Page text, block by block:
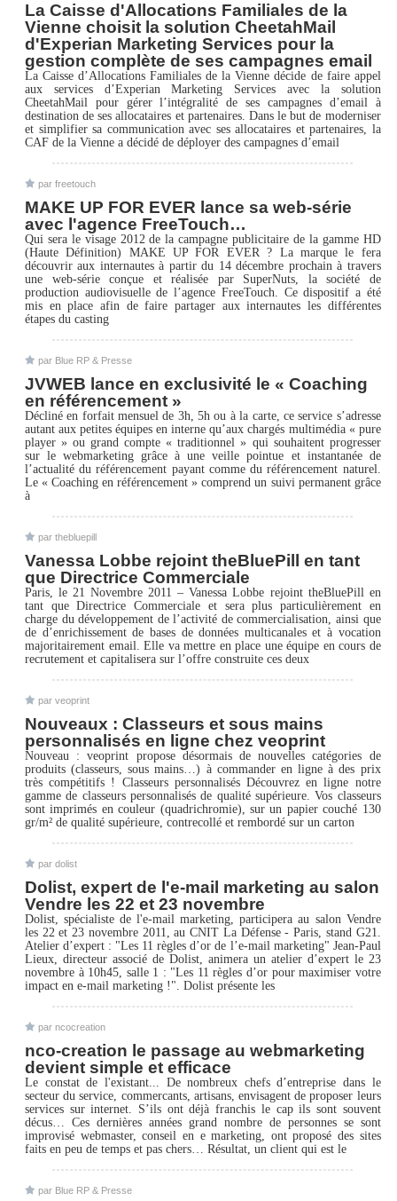
La Caisse d'Allocations Familiales de la
Vienne choisit la solution CheetahMail
d'Experian Marketing Services pour la
gestion complète de ses campagnes email
La Caisse d’Allocations Familiales de la Vienne décide de faire appel
aux services d’Experian Marketing Services avec la solution
CheetahMail pour gérer l’intégralité de ses campagnes d’email à
destination de ses allocataires et partenaires. Dans le but de moderniser
et simplifier sa communication avec ses allocataires et partenaires, la
CAF de la Vienne a décidé de déployer des campagnes d’email
par freetouch
MAKE UP FOR EVER lance sa web-série
avec l'agence FreeTouch…
Qui sera le visage 2012 de la campagne publicitaire de la gamme HD
(Haute Définition) MAKE UP FOR EVER ? La marque le fera
découvrir aux internautes à partir du 14 décembre prochain à travers
une web-série conçue et réalisée par SuperNuts, la société de
production audiovisuelle de l’agence FreeTouch. Ce dispositif a été
mis en place afin de faire partager aux internautes les différentes
étapes du casting
par Blue RP & Presse
JVWEB lance en exclusivité le « Coaching
en référencement »
Décliné en forfait mensuel de 3h, 5h ou à la carte, ce service s’adresse
autant aux petites équipes en interne qu’aux chargés multimédia « pure
player » ou grand compte « traditionnel » qui souhaitent progresser
sur le webmarketing grâce à une veille pointue et instantanée de
l’actualité du référencement payant comme du référencement naturel.
Le « Coaching en référencement » comprend un suivi permanent grâce
à
par thebluepill
Vanessa Lobbe rejoint theBluePill en tant
que Directrice Commerciale
Paris, le 21 Novembre 2011 – Vanessa Lobbe rejoint theBluePill en
tant que Directrice Commerciale et sera plus particulièrement en
charge du développement de l’activité de commercialisation, ainsi que
de d’enrichissement de bases de données multicanales et à vocation
majoritairement email. Elle va mettre en place une équipe en cours de
recrutement et capitalisera sur l’offre construite ces deux
par veoprint
Nouveaux : Classeurs et sous mains
personnalisés en ligne chez veoprint
Nouveau : veoprint propose désormais de nouvelles catégories de
produits (classeurs, sous mains…) à commander en ligne à des prix
très compétitifs ! Classeurs personnalisés Découvrez en ligne notre
gamme de classeurs personnalisés de qualité supérieure. Vos classeurs
sont imprimés en couleur (quadrichromie), sur un papier couché 130
gr/m² de qualité supérieure, contrecollé et rembordé sur un carton
par dolist
Dolist, expert de l'e-mail marketing au salon
Vendre les 22 et 23 novembre
Dolist, spécialiste de l'e-mail marketing, participera au salon Vendre
les 22 et 23 novembre 2011, au CNIT La Défense - Paris, stand G21.
Atelier d’expert : "Les 11 règles d’or de l’e-mail marketing" Jean-Paul
Lieux, directeur associé de Dolist, animera un atelier d’expert le 23
novembre à 10h45, salle 1 : "Les 11 règles d’or pour maximiser votre
impact en e-mail marketing !". Dolist présente les
par ncocreation
nco-creation le passage au webmarketing
devient simple et efficace
Le constat de l'existant... De nombreux chefs d’entreprise dans le
secteur du service, commercants, artisans, envisagent de proposer leurs
services sur internet. S’ils ont déjà franchis le cap ils sont souvent
décus… Ces dernières années grand nombre de personnes se sont
improvisé webmaster, conseil en e marketing, ont proposé des sites
faits en peu de temps et pas chers… Résultat, un client qui est le
par Blue RP & Presse